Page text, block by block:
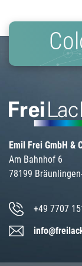
Emil Frei GmbH &
Am Bahnhof 6
78199
+49 7707